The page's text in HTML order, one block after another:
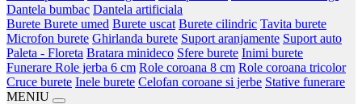
Dantela bumbac Dantela artificiala
Burete Burete umed Burete uscat Burete cilindric Tavita burete
Microfon burete Ghirlanda burete Suport aranjamente Suport auto
Paleta - Floreta Bratara minideco Sfere burete Inimi burete
Funerare Role jerba 6 cm Role coroana 8 cm Role coroana tricolor
Cruce burete Inele burete Celofan coroane si jerbe Stative funerare
MENIU